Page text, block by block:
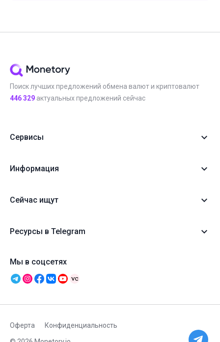
Поиск лучших предложений обмена валют и криптовалют
446 329 актуальных предложений сейчас
Сервисы
Информация
Сейчас ищут
Ресурсы в Telegram
Мы в соцсетях
Оферта Конфиденциальность